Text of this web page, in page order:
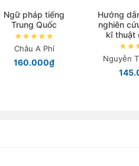
Ngữ pháp tiếng
Trung Quốc
Châu A Phí
160.000₫
Hướng
nghiên
kĩ thuật
Nguyễn